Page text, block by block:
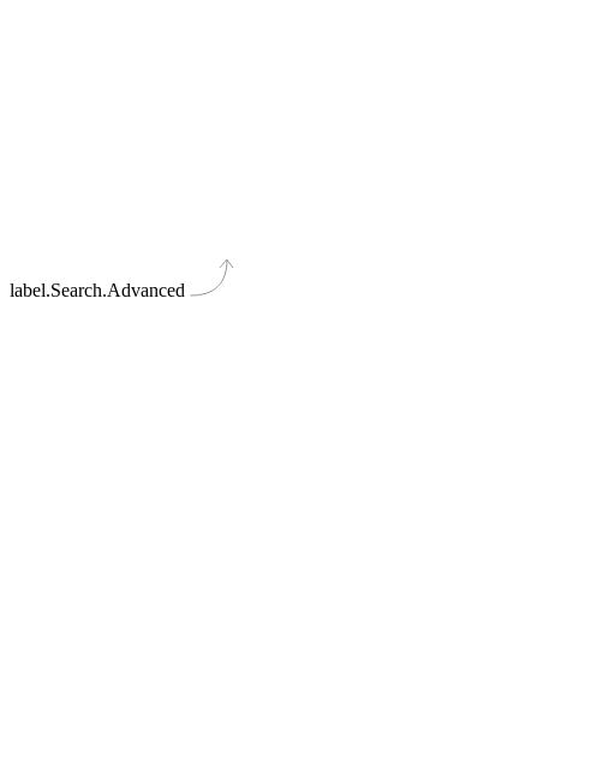
label.Search.Advanced